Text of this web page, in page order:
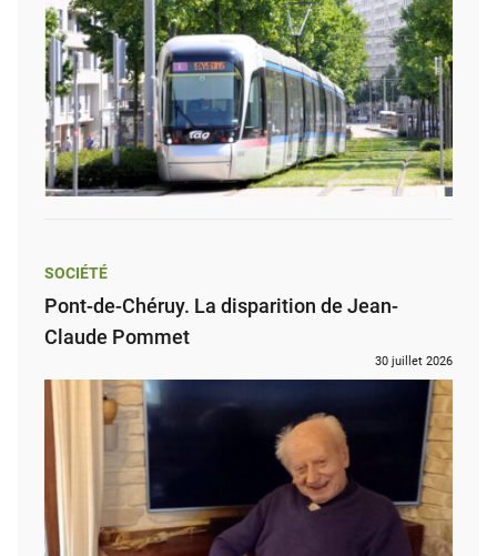
SOCIÉTÉ
Pont-de-Chéruy. La disparition de Jean-
Claude Pommet
30 juillet 2026